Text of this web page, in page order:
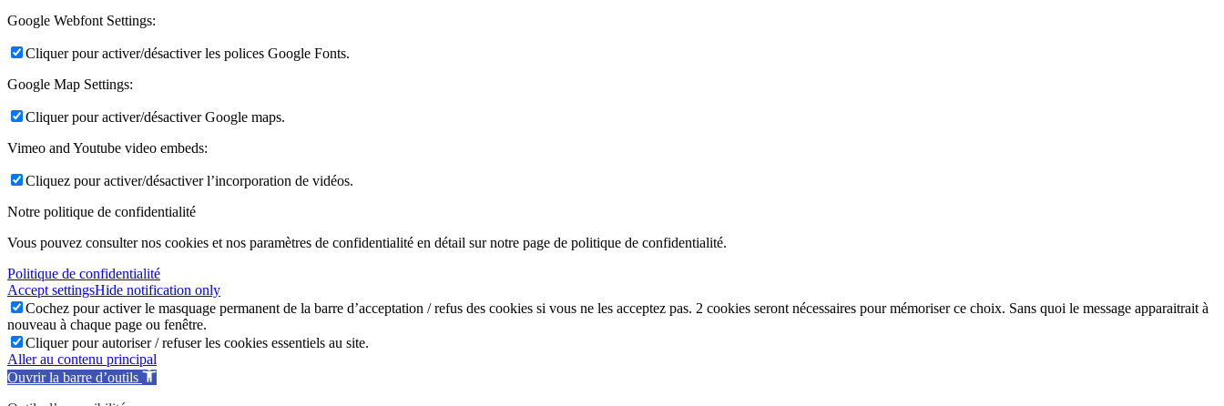
Google Webfont Settings:
Cliquer pour activer/désactiver les polices Google Fonts.
Google Map Settings:
Cliquer pour activer/désactiver Google maps.
Vimeo and Youtube video embeds:
Cliquez pour activer/désactiver l’incorporation de vidéos.
Notre politique de confidentialité
Vous pouvez consulter nos cookies et nos paramètres de confidentialité en détail sur notre page de politique de confidentialité.
Politique de confidentialité
Accept settingsHide notification only
Cochez pour activer le masquage permanent de la barre d’acceptation / refus des cookies si vous ne les acceptez pas. 2 cookies seront nécessaires pour mémoriser ce choix. Sans quoi le message apparaitrait à
nouveau à chaque page ou fenêtre.
Cliquer pour autoriser / refuser les cookies essentiels au site.
Aller au contenu principal
Ouvrir la barre d’outils